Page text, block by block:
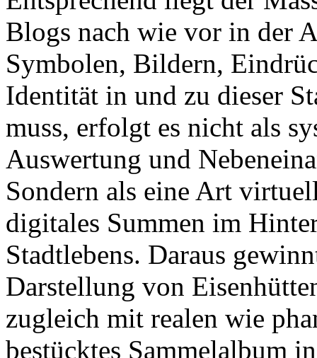
Blogs nach wie vor in der
Symbolen, Bildern,
Identität in und zu dieser
muss, erfolgt es nicht als
Auswertung und
Sondern als eine Art
digitales Summen im
Stadtlebens. Daraus
Darstellung von
zugleich mit realen wie
bestücktes Sammelalbum